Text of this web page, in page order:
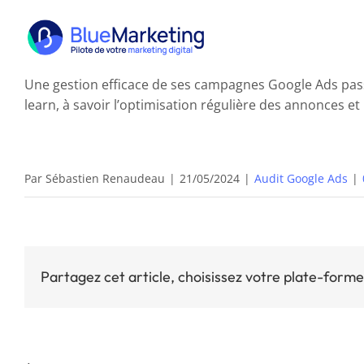
contenu
Une gestion efficace de ses campagnes Google Ads
learn, à savoir l’optimisation régulière des annonces
Par Sébastien Renaudeau | 21/05/2024 | Audit Google Ads |
Partagez cet article, choisissez votre plate-